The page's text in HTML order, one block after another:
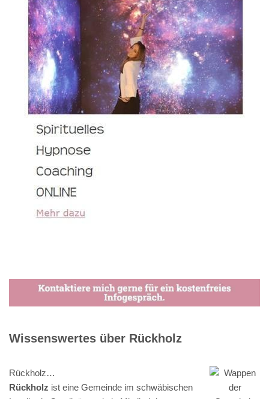
Wissenswertes über Rückholz
Rückholz…
Rückholz ist eine Gemeinde im schwäbischen